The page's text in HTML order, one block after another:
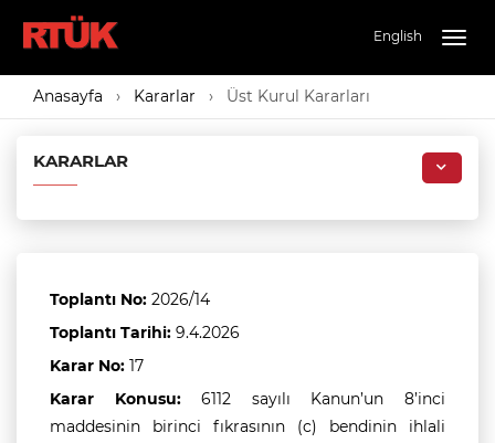
English
Anasayfa Kararlar Üst Kurul Kararları
KARARLAR
Toplantı No: 2026/14
Toplantı Tarihi: 9.4.2026
Karar No: 17
Karar Konusu:6112 sayılı Kanun’un 8’inci
maddesinin birinci fıkrasının (c) bendinin ihlali